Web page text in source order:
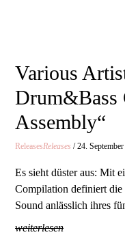
Various
Drum&Bass
Assembly“
ReleasesReleases / 24.
Es sieht düster aus: Mit
Compilation definiert
Sound anlässlich ihres
weiterlesen